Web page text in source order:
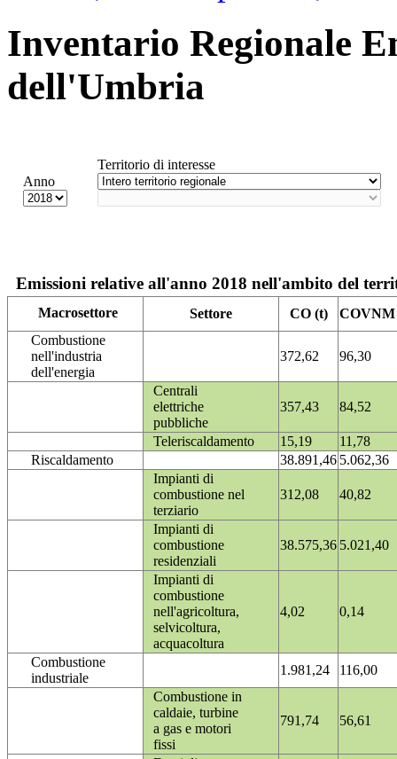
Inventario Regionale
dell'Umbria
Anno
Territorio di interesse
Emissioni relative all'anno 2018 nell'ambito del
Macrosettore Settore CO (t)
COVNM
Combustione
nell'industria
dell'energia
372,62 96,30
Centrali
elettriche
pubbliche
357,43 84,52
Teleriscaldamento 15,19
11,78
Riscaldamento
38.891,46 5.062,36
Impianti di
combustione nel
terziario
312,08 40,82
Impianti di
combustione
residenziali
38.575,36 5.021,40
Impianti di
combustione
nell'agricoltura,
selvicoltura,
acquacoltura
4,02 0,14
Combustione
industriale
1.981,24
116,00
Combustione in
caldaie, turbine
a gas e motori
fissi
791,74 56,61